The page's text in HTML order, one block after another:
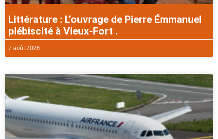
Littérature : L’ouvrage de Pierre Émmanuel
plébiscité à Vieux-Fort .
7 août 2026